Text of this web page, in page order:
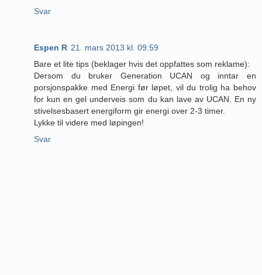
Svar
Espen R 21. mars 2013 kl. 09:59
Bare et lite tips (beklager hvis det oppfattes som reklame):
Dersom du bruker Generation UCAN og inntar en
porsjonspakke med Energi før løpet, vil du trolig ha behov
for kun en gel underveis som du kan lave av UCAN. En ny
stivelsesbasert energiform gir energi over 2-3 timer.
Lykke til videre med løpingen!
Svar